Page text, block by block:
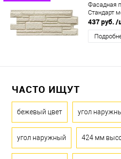
Фасадная
Стандарт
437 руб. /
ЧАСТО ИЩУТ
бежевый цвет угол
угол наружный 424 мм